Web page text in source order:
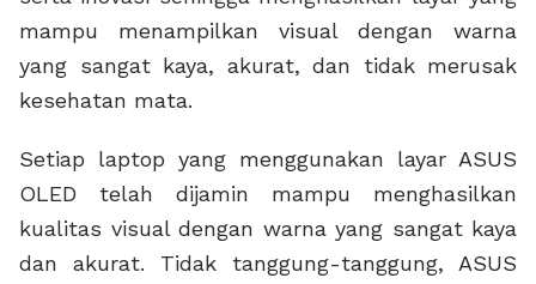
mampu menampilkan visual dengan warna
yang sangat kaya, akurat, dan tidak merusak
kesehatan mata.
Setiap laptop yang menggunakan layar ASUS
OLED telah dijamin mampu menghasilkan
kualitas visual dengan warna yang sangat kaya
dan akurat. Tidak tanggung-tanggung, ASUS